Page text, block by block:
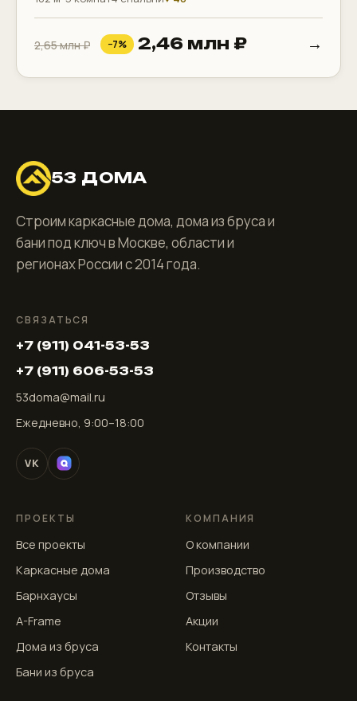
2,65 млн ₽ −7% 2,46 млн ₽ →
53 ДОМА
Строим каркасные дома, дома из бруса и
бани под ключ в Москве, области и
регионах России с 2014 года.
СВЯЗАТЬСЯ
+7 (911) 041-53-53
+7 (911) 606-53-53
53doma@mail.ru
Ежедневно, 9:00–18:00
VK
ПРОЕКТЫ
Все проекты
Каркасные дома
Барнхаусы
A-Frame
Дома из бруса
Бани из бруса
КОМПАНИЯ
О компании
Производство
Отзывы
Акции
Контакты